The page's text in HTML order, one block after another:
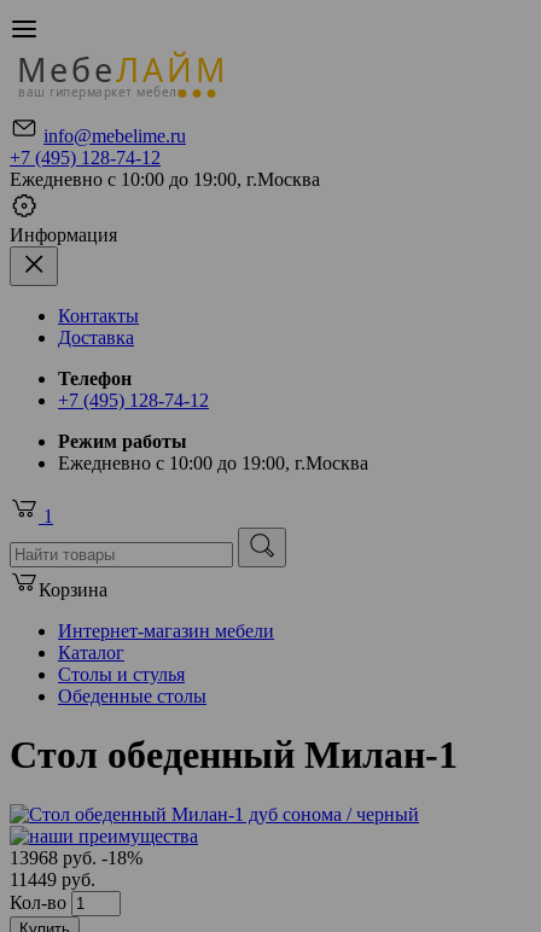
МебеЛАЙМ
ваш гипермаркет мебели
info@mebelime.ru
+7 (495) 128-74-12
Ежедневно с 10:00 до 19:00, г.Москва
Информация
Контакты
Доставка
Телефон
+7 (495) 128-74-12
Режим работы
Ежедневно с 10:00 до 19:00, г.Москва
1
Корзина
Интернет-магазин мебели
Каталог
Столы и стулья
Обеденные столы
Стол обеденный Милан-1
13968 руб. -18%
11449 руб.
Кол-во